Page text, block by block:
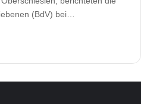
(BdV) bei…